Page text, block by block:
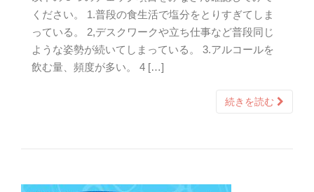
ください。 1.普段の食生活で塩分をとりすぎてしま
っている。 2,デスクワークや立ち仕事など普段同じ
ような姿勢が続いてしまっている。 3.アルコールを
飲む量、頻度が多い。 4 […]
続きを読む